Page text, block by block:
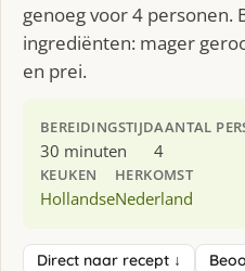
genoeg voor 4 personen.
ingrediënten: mager
en prei.
BEREIDINGSTIJD
30 minuten
AANTAL
4
KEUKEN
Hollandse
HERKOMST
Nederland
Direct naar recept ↓